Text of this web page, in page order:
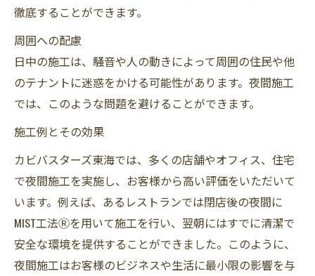
徹底することができます。
周囲への配慮
日中の施工は、騒音や人の動きによって周囲の住民や他
のテナントに迷惑をかける可能性があります。夜間施工
では、このような問題を避けることができます。
施工例とその効果
カビバスターズ東海では、多くの店舗やオフィス、住宅
で夜間施工を実施し、お客様から高い評価をいただいて
います。例えば、あるレストランでは閉店後の夜間に
MIST工法Ⓡを用いて施工を行い、翌朝にはすでに清潔で
安全な環境を提供することができました。このように、
夜間施工はお客様のビジネスや生活に最小限の影響を与